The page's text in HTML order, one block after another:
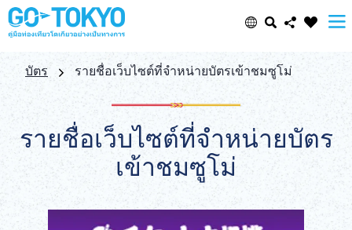
Select Language
日本語
ENGLISH
中文(简体)
Share this page
Email
บัตร รายชื่อเว็บไซต์ที่จำหน่ายบัตรเข้าชมซูโม่
รายชื่อเว็บไซต์ที่จำหน่ายบัตร
เข้าชมซูโม่